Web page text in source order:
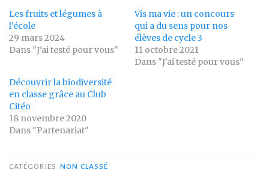
Les fruits et légumes à
l’école
29 mars 2024
Dans "J'ai testé pour vous"
Vis ma vie : un concours
qui a du sens pour nos
élèves de cycle 3
11 octobre 2021
Dans "J'ai testé pour vous"
Découvrir la biodiversité
en classe grâce au Club
Citéo
18 novembre 2020
Dans "Partenariat"
CATÉGORIES NON CLASSÉ